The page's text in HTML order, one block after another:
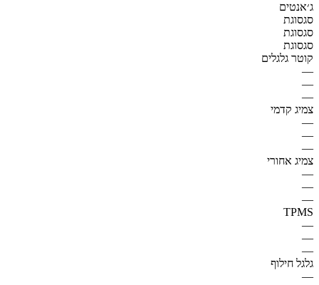
ג׳אנטים
סגסוגת
סגסוגת
סגסוגת
קוטר גלגלים
—
—
—
צמיג קדמי
—
—
—
צמיג אחורי
—
—
—
TPMS
—
—
—
גלגל חילוף
—